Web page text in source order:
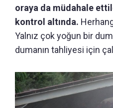
oraya da müdahale
kontrol altında.
Yalnız çok yoğun bir
dumanın tahliyesi için